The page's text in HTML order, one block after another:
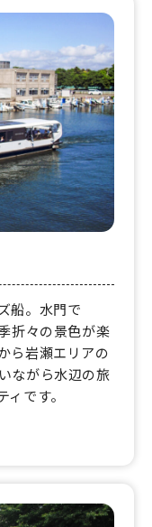
船。水門で
折々の景色が楽
ら岩瀬エリアの
ながら水辺の旅
です。